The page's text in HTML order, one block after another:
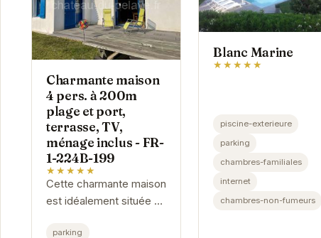
Charmante maison
4 pers. à 200m
plage et port,
terrasse, TV,
ménage inclus - FR-
1-224B-199
★★★★★
Cette charmante maison
est idéalement située à
du port de Noirmoutier-
parking
Blanc Marine
★★★★★
piscine-exterieure
parking
chambres-familiales
internet
chambres-non-fumeurs